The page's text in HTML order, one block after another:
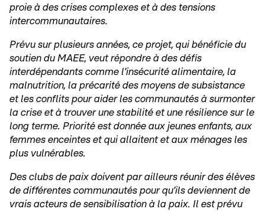
proie à des crises complexes et à des tensions
intercommunautaires.
Prévu sur plusieurs années, ce projet, qui bénéficie du
soutien du MAEE, veut répondre à des défis
interdépendants comme l’insécurité alimentaire, la
malnutrition, la précarité des moyens de subsistance
et les conflits pour aider les communautés à surmonter
la crise et à trouver une stabilité et une résilience sur le
long terme. Priorité est donnée aux jeunes enfants, aux
femmes enceintes et qui allaitent et aux ménages les
plus vulnérables.
Des clubs de paix doivent par ailleurs réunir des élèves
de différentes communautés pour qu’ils deviennent de
vrais acteurs de sensibilisation à la paix. Il est prévu